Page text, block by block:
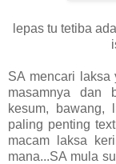
lepas tu tetiba
SA mencari laksa
masamnya dan
kesum, bawang,
paling penting
macam laksa
mana...SA mula